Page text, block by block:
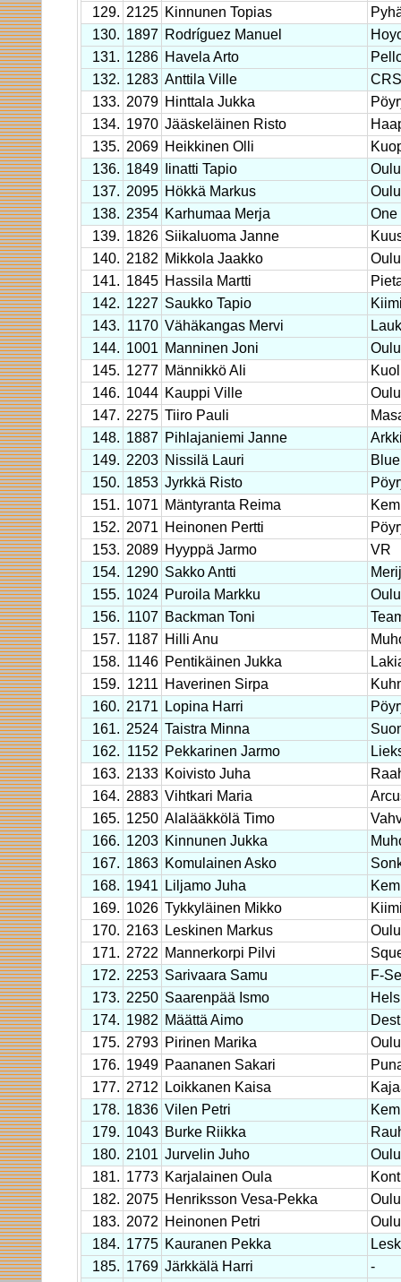
129. 2125 Kinnunen Topias
130. 1897 Rodríguez Manuel
131. 1286 Havela Arto
132. 1283 Anttila Ville
133. 2079 Hinttala Jukka
134. 1970 Jääskeläinen Risto
135. 2069 Heikkinen Olli
136. 1849 Iinatti Tapio
Oulu
137. 2095 Hökkä Markus
Oulu
138. 2354 Karhumaa Merja
One
139. 1826 Siikaluoma Janne
140. 2182 Mikkola Jaakko
Oulu
141. 1845 Hassila Martti
142. 1227 Saukko Tapio
143. 1170 Vähäkangas Mervi
144. 1001 Manninen Joni
Oulu
145. 1277 Männikkö Ali
146. 1044 Kauppi Ville
Oulu
147. 2275 Tiiro Pauli
148. 1887 Pihlajaniemi Janne
149. 2203 Nissilä Lauri
150. 1853 Jyrkkä Risto
151. 1071 Mäntyranta Reima
152. 2071 Heinonen Pertti
153. 2089 Hyyppä Jarmo
VR
154. 1290 Sakko Antti
155. 1024 Puroila Markku
Oulu
156. 1107 Backman Toni
157. 1187 Hilli Anu
158. 1146 Pentikäinen Jukka
159. 1211 Haverinen Sirpa
160. 2171 Lopina Harri
161. 2524 Taistra Minna
162. 1152 Pekkarinen Jarmo
163. 2133 Koivisto Juha
164. 2883 Vihtkari Maria
165. 1250 Alalääkkölä Timo
166. 1203 Kinnunen Jukka
167. 1863 Komulainen Asko
168. 1941 Liljamo Juha
169. 1026 Tykkyläinen Mikko
170. 2163 Leskinen Markus
Oulu
171. 2722 Mannerkorpi Pilvi
172. 2253 Sarivaara Samu
F-
173. 2250 Saarenpää Ismo
174. 1982 Määttä Aimo
175. 2793 Pirinen Marika
Oulu
176. 1949 Paananen Sakari
177. 2712 Loikkanen Kaisa
178. 1836 Vilen Petri
179. 1043 Burke Riikka
180. 2101 Jurvelin Juho
Oulu
181. 1773 Karjalainen Oula
182. 2075 Henriksson Vesa-Pekka
Oulu
183. 2072 Heinonen Petri
Oulu
184. 1775 Kauranen Pekka
185. 1769 Järkkälä Harri
-